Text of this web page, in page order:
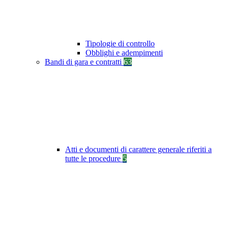
Tipologie di controllo
Obblighi e adempimenti
Bandi di gara e contratti 63
Atti e documenti di carattere generale riferiti a
tutte le procedure 5